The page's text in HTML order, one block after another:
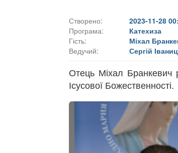
Створено:
2023-11-28
Програма:
Катехиза
Гість:
Міхал
Ведучий:
Сергій
Отець Міхал Бранкевич
Ісусової Божественності.